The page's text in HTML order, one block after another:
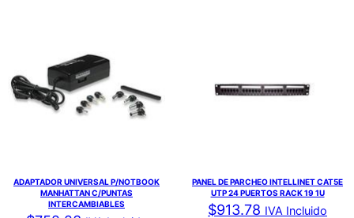
ADAPTADOR UNIVERSAL P/NOTBOOK
MANHATTAN C/PUNTAS
INTERCAMBIABLES
PANEL DE PARCHEO INTELLINET CAT5E
UTP 24 PUERTOS RACK 19 1U
$913.78 IVA Incluido